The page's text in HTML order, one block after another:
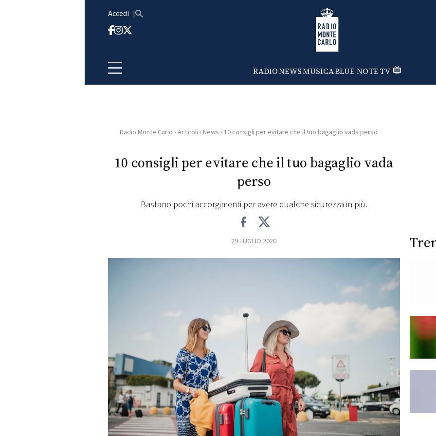
Accedi Radio Monte Carlo
RADIONEWSMUSICABLUE NOTETV
HOME
RADIO
NEWS
VIDEO
TV
PRINCIPATO
Radio Monte Carlo › Articoli › News › 10 consigli per evitare che il tuo bagaglio vada perso
10 consigli per evitare che il tuo bagaglio vada
perso
Bastano pochi accorgimenti per avere qualche sicurezza in più.
29 LUGLIO 2020